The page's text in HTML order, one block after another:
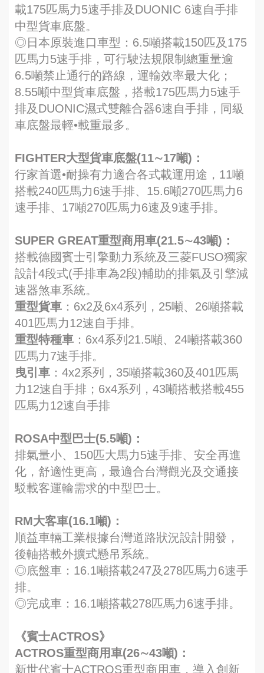
載175匹馬力5速手排及DUONIC 6速自手排
中型貨車底盤。
◎日本原裝進口車型：6.5噸搭載150匹及175
匹馬力5速手排，可行駛法規限制總重量逾
6.5噸禁止通行的路線，運輸效率最大化；
8.55噸中型貨車底盤，搭載175匹馬力5速手
排及DUONIC濕式雙離合器6速自手排，同級
車底盤最輕•載重最多。
FIGHTER大型貨車底盤(11∼17噸)：
行家首選•耐操有力適合各式載運用途，11噸
搭載240匹馬力6速手排、15.6噸270匹馬力6
速手排、17噸270匹馬力6速及9速手排。
SUPER GREAT重型商用車(21.5∼43噸)：
搭載德國賓士引擎動力系統及三菱FUSO獨家
設計4段式(手排車為2段)輔助的排氣及引擎減
速器煞車系統。
重型貨車 ：6x2及6x4系列，25噸、26噸搭載
401匹馬力12速自手排。
重型特種車 ：6x4系列21.5噸、24噸搭載360
匹馬力7速手排。
曳引車 ：4x2系列，35噸搭載360及401匹馬
力12速自手排；6x4系列，43噸搭載搭載455
匹馬力12速自手排
ROSA中型巴士(5.5噸)：
排氣量小、150匹大馬力5速手排、安全再進
化，舒適性更高，最適合台灣觀光及交通接
駁載客運輸需求的中型巴士。
RM大客車(16.1噸)：
順益車輛工業根據台灣道路狀況設計開發，
後軸搭載外擴式懸吊系統。
◎底盤車：16.1噸搭載247及278匹馬力6速手
排。
◎完成車：16.1噸搭載278匹馬力6速手排。
《賓士ACTROS》
ACTROS重型商用車(26∼43噸)：
新世代賓士ACTROS重型商用車，導入創新